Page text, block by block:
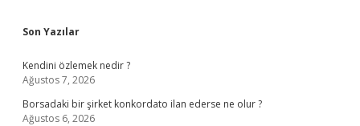
Sidebar
Son Yazılar
Kendini özlemek nedir ?
Ağustos 7, 2026
Borsadaki bir şirket konkordato ilan ederse ne olur ?
Ağustos 6, 2026